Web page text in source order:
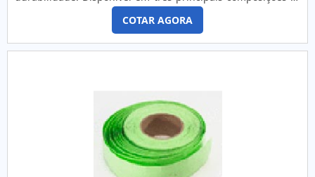
cera, cera-misto e resina — o ribbon pode ser selecionado
conforme a necessidade de resistência e aplicação. A versão
cera oferece custo-benefício para impressões de curta
duração, cera-misto proporciona maior resistência à
diferentes tipos de etiquetas como papel couchê, BOPP,
poliéster e vinil, o ribbon assegura a integridade das
informações impressas, incluindo textos, códigos de barras
e gráficos. É essencial para sistemas de identificação,
rastreamento e controle de estoque em diversos
segmentos. Variedade para diferentes necessidades
COTAR AGORA